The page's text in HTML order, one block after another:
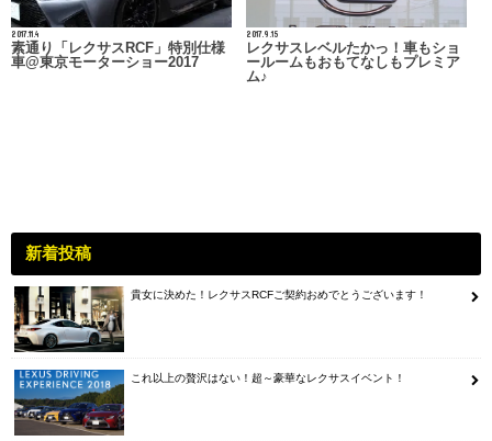
2017.11.4
素通り「レクサスRCF」特別仕様
車@東京モーターショー2017
2017.9.15
レクサスレベルたかっ！車もショ
ールームもおもてなしもプレミア
ム♪
新着投稿
貴女に決めた！レクサスRCFご契約おめでとうございます！
これ以上の贅沢はない！超～豪華なレクサスイベント！